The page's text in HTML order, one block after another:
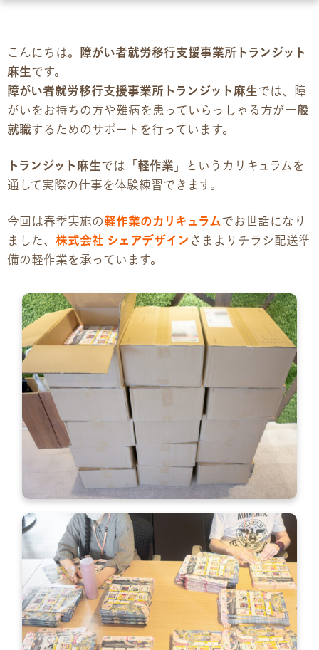
3つの支援制度
お食事の提供について
スキルアップ診断
パンフレット
デジタルパンフレット
広報チラシ・刊行物
アクセス・ご案内
交通アクセス
事業所ツアーマップ
雇用をお考えの企業様へ
プライバシーポリシー
お問い合わせ
お問い合わせ
こんにちは。
障がい者就労移行支援事業所トランジット
麻生です。
障がい者就労移行支援事業所トランジット麻生では、障
がいをお持ちの方や難病を患っていらっしゃる方が一般
就職するためのサポートを行っています。
トランジット麻生では「 軽作業 」というカリキュラムを
通して実際の仕事を体験練習できます。
今回は春季実施の軽作業のカリキュラムでお世話になり
ました、 株式会社 シェアデザイン さまよりチラシ配送準
備の軽作業を承っています。